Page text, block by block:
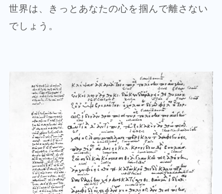
世界は、きっとあなたの心を掴んで離さない
でしょう。